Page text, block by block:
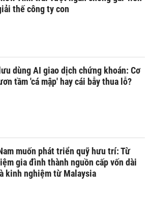
thế công ty con
dùng AI giao dịch chứng khoán: Cơ
tầm 'cá mập' hay cái bẫy thua lỗ?
muốn phát triển quỹ hưu trí: Từ
gia đình thành nguồn cấp vốn dài
kinh nghiệm từ Malaysia